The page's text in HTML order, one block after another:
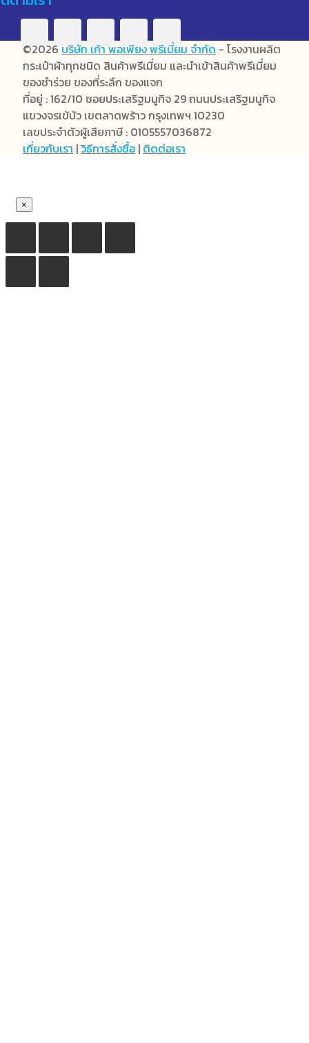
©2026 บริษัท เก้า พอเพียง พรีเมี่ยม จำกัด - โรงงานผลิต
กระเป๋าผ้าทุกชนิด สินค้าพรีเมี่ยม และนำเข้าสินค้าพรีเมี่ยม
ของชำร่วย ของที่ระลึก ของแจก
ที่อยู่ : 162/10 ซอยประเสริฐมนูกิจ 29 ถนนประเสริฐมนูกิจ
แขวงจรเข้บัว เขตลาดพร้าว กรุงเทพฯ 10230
เลขประจำตัวผู้เสียภาษี : 0105557036872
เกี่ยวกับเรา |วิธีการสั่งซื้อ | ติดต่อเรา
×